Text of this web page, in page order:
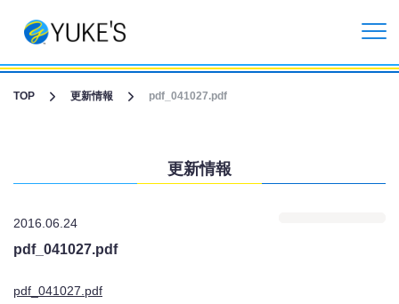
更新情報
CGライブ・XRメタバース制作
TOP 更新情報 pdf_041027.pdf
更新情報
2016.06.24
pdf_041027.pdf
pdf_041027.pdf